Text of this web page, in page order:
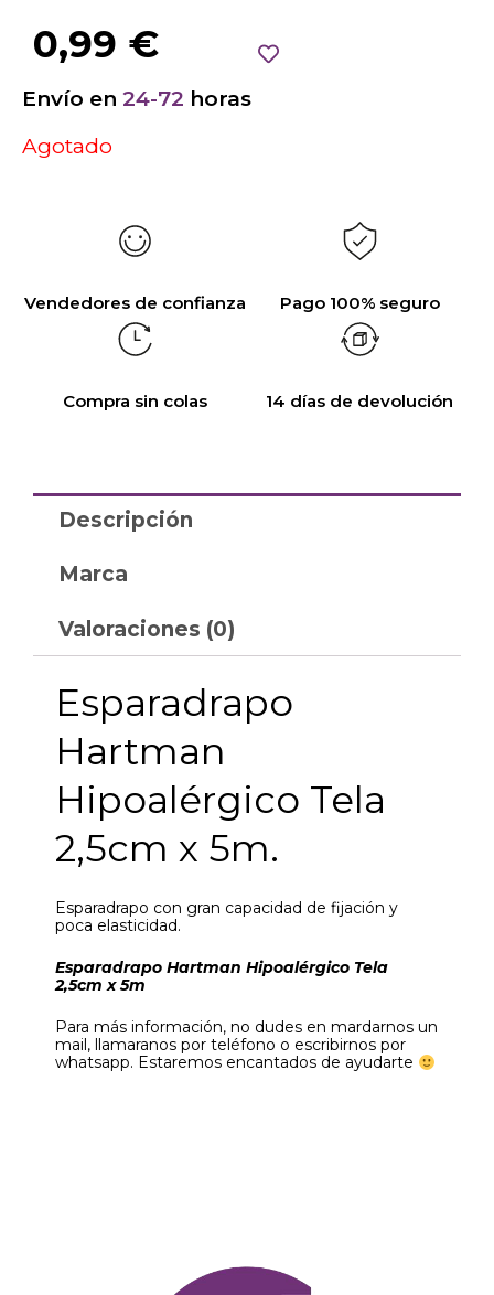
0,99 €
Envío en 24-72 horas
Agotado
Vendedores de confianza Pago 100% seguro
Compra sin colas 14 días de devolución
Descripción
Marca
Valoraciones (0)
Esparadrapo
Hartman
Hipoalérgico Tela
2,5cm x 5m.
Esparadrapo con gran capacidad de fijación y
poca elasticidad.
Esparadrapo Hartman Hipoalérgico Tela
2,5cm x 5m
Para más información, no dudes en mardarnos un
mail, llamaranos por teléfono o escribirnos por
whatsapp. Estaremos encantados de ayudarte